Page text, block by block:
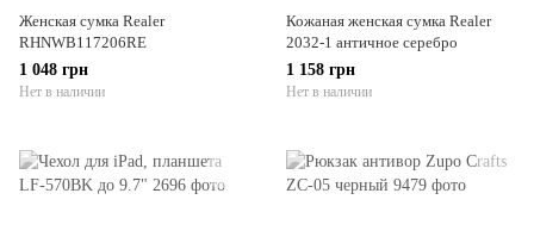
Женская сумка Realer
RHNWB117206RE
1 048 грн
Нет в наличии
Кожаная женская сумка Realer
2032-1 античное серебро
1 158 грн
Нет в наличии